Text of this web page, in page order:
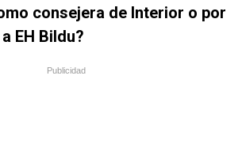
consejera de Interior o por
EH Bildu?
Publicidad